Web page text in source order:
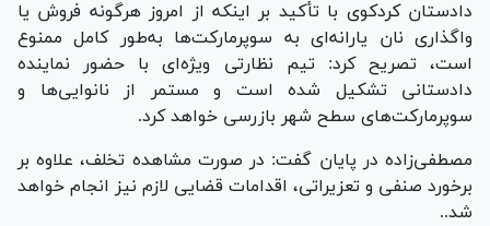
دادستان کردکوی با تأکید بر اینکه از امروز هرگونه فروش یا
واگذاری نان یارانه‌ای به سوپرمارکت‌ها به‌طور کامل ممنوع
است، تصریح کرد: تیم نظارتی ویژه‌ای با حضور نماینده
دادستانی تشکیل شده است و مستمر از نانوایی‌ها و
سوپرمارکت‌های سطح شهر بازرسی خواهد کرد.
مصطفی‌زاده در پایان گفت: در صورت مشاهده تخلف، علاوه بر
برخورد صنفی و تعزیراتی، اقدامات قضایی لازم نیز انجام خواهد
شد..